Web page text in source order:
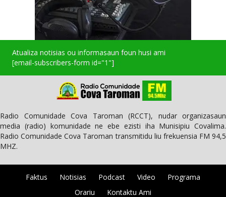
Atualiza notisias ou informasaun foun husi ami
[email-subscribers-form id="1"]
Radio Comunidade Cova Taroman (RCCT), nudar organizasaun
media (radio) komunidade ne ebe ezisti iha Munisipiu Covalima.
Radio Comunidade Cova Taroman transmitidu liu frekuensia FM 94,5
MHZ.
Faktus Notisias Podcast Video
Programa
Orariu
Kontaktu Ami